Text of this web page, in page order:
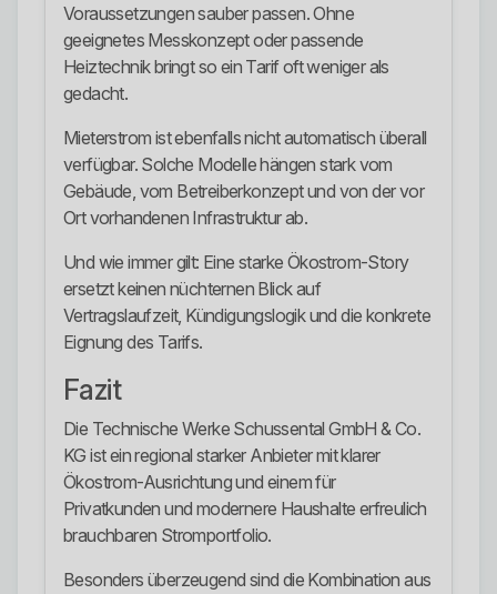
Voraussetzungen sauber passen. Ohne
geeignetes Messkonzept oder passende
Heiztechnik bringt so ein Tarif oft weniger als
gedacht.
Mieterstrom ist ebenfalls nicht automatisch überall
verfügbar. Solche Modelle hängen stark vom
Gebäude, vom Betreiberkonzept und von der vor
Ort vorhandenen Infrastruktur ab.
Und wie immer gilt: Eine starke Ökostrom-Story
ersetzt keinen nüchternen Blick auf
Vertragslaufzeit, Kündigungslogik und die konkrete
Eignung des Tarifs.
Fazit
Die Technische Werke Schussental GmbH & Co.
KG ist ein regional starker Anbieter mit klarer
Ökostrom-Ausrichtung und einem für
Privatkunden und modernere Haushalte erfreulich
brauchbaren Stromportfolio.
Besonders überzeugend sind die Kombination aus